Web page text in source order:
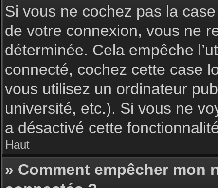
Si vous ne cochez pas la
de votre connexion, vous ne
déterminée. Cela empêche
connecté, cochez cette case
vous utilisez un ordinateur
université, etc.). Si vous ne
a désactivé cette
Haut
» Comment empêcher mon